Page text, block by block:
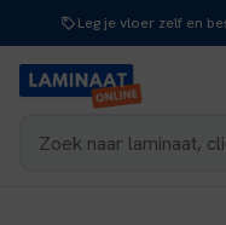
inhoud
Leg je vloer zelf en